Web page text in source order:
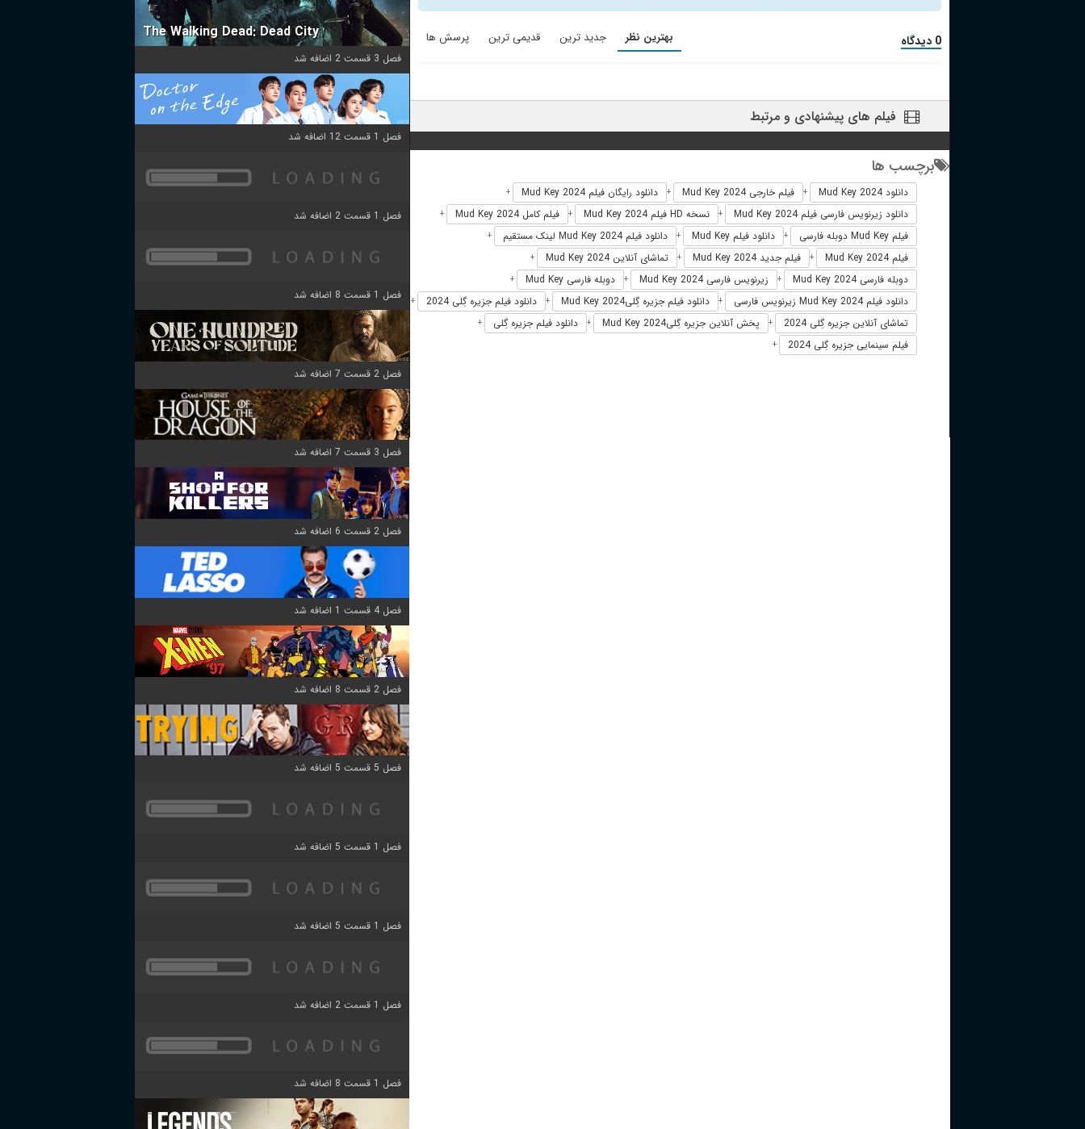
0 دیدگاه بهترین نظر جدید ترین قدیمی ترین پرسش ها
فیلم های پیشنهادی و مرتبط
برچسب ها
دانلود Mud Key 2024 + فیلم خارجی Mud Key 2024 + دانلود رایگان فیلم Mud Key 2024 +
دانلود زیرنویس فارسی فیلم Mud Key 2024 + نسخه HD فیلم Mud Key 2024 + فیلم کامل Mud Key 2024 +
فیلم Mud Key دوبله فارسی + دانلود فیلم Mud Key + دانلود فیلم Mud Key 2024 لینک مستقیم +
فیلم Mud Key 2024 + فیلم جدید Mud Key 2024 + تماشای آنلاین Mud Key 2024 +
دوبله فارسی Mud Key 2024 + زیرنویس فارسی Mud Key 2024 + دوبله فارسی Mud Key +
دانلود فیلم Mud Key 2024 زیرنویس فارسی + دانلود فیلم جزیره گِلیMud Key 2024 + دانلود فیلم جزیره گِلی 2024 +
تماشای آنلاین جزیره گِلی 2024 + پخش آنلاین جزیره گِلیMud Key 2024 + دانلود فیلم جزیره گِلی +
فیلم سینمایی جزیره گِلی 2024 +
The Walking Dead: Dead City
فصل 3 قسمت 2 اضافه شد
فصل 1 قسمت 12 اضافه شد
فصل 1 قسمت 2 اضافه شد
فصل 1 قسمت 8 اضافه شد
فصل 2 قسمت 7 اضافه شد
فصل 3 قسمت 7 اضافه شد
فصل 2 قسمت 6 اضافه شد
فصل 4 قسمت 1 اضافه شد
فصل 2 قسمت 8 اضافه شد
فصل 5 قسمت 5 اضافه شد
فصل 1 قسمت 5 اضافه شد
فصل 1 قسمت 5 اضافه شد
فصل 1 قسمت 2 اضافه شد
فصل 1 قسمت 8 اضافه شد